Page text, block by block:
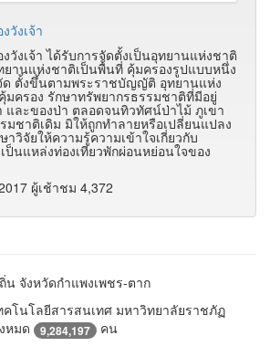
วังเจ้า
วังเจ้า ได้รับการจัดตั้งเป็นอุทยานแห่งชาติ
ยานแห่งชาติเป็นพื้นที่ คุ้มครองรูปแบบหนึ่ง
ด ตั้งขึ้นตามพระราชบัญญัติ อุทยานแห่ง
มครอง รักษาทรัพยากรธรรมชาติที่มีอยู่
และของป่า ตลอดจนทิวทัศน์ป่าไม้ ภูเขา
มชาติเดิม มิให้ถูกทำลายหรือเปลี่ยนแปลง
าวิจัยให้ความรู้ความเข้าใจเกี่ยวกับ
นแหล่งท่องเที่ยวพักผ่อนหย่อนใจของ
ผู้เช้าชม 4,372
จังหวัดกำแพงเพชร-ตาก
คโนโลยีสารสนเทศ มหาวิทยาลัยราชภัฏ
หมด
9,284,197 คน